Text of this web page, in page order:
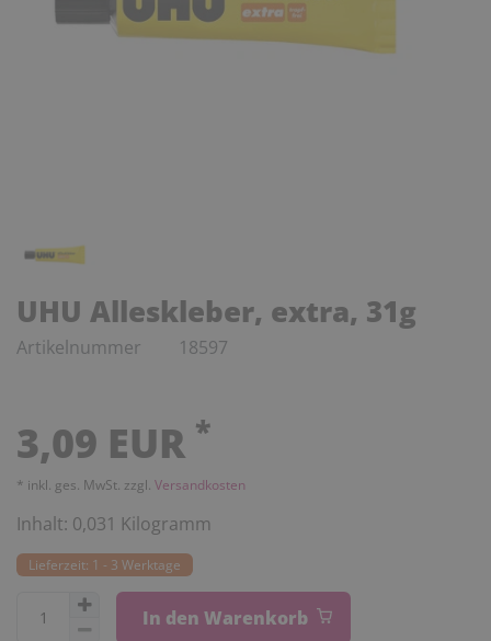
UHU Alleskleber, extra, 31g
Artikelnummer 18597
3,09 EUR *
* inkl. ges. MwSt. zzgl. Versandkosten
Inhalt: 0,031 Kilogramm
Lieferzeit: 1 - 3 Werktage
In den Warenkorb